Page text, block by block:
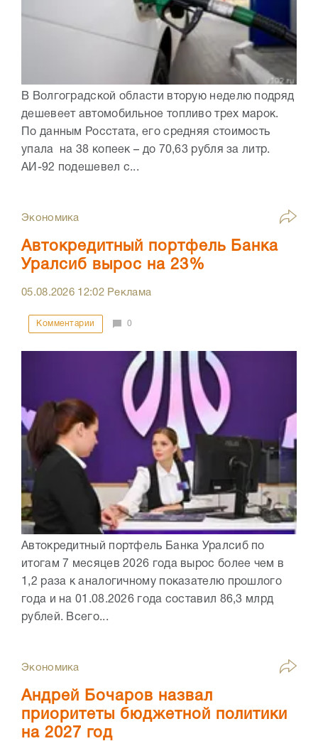
В Волгоградской области вторую неделю подряд
дешевеет автомобильное топливо трех марок.
По данным Росстата, его средняя стоимость
упала на 38 копеек – до 70,63 рубля за литр.
АИ-92 подешевел с...
Экономика
Автокредитный портфель Банка
Уралсиб вырос на 23%
05.08.2026 12:02Реклама
Комментарии 0
Автокредитный портфель Банка Уралсиб по
итогам 7 месяцев 2026 года вырос более чем в
1,2 раза к аналогичному показателю прошлого
года и на 01.08.2026 года составил 86,3 млрд
рублей. Всего...
Экономика
Андрей Бочаров назвал
приоритеты бюджетной политики
на 2027 год